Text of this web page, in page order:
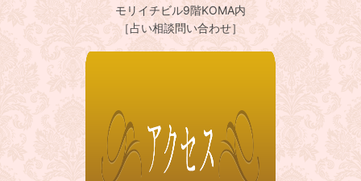
モリイチビル9階KOMA内
［占い相談問い合わせ］